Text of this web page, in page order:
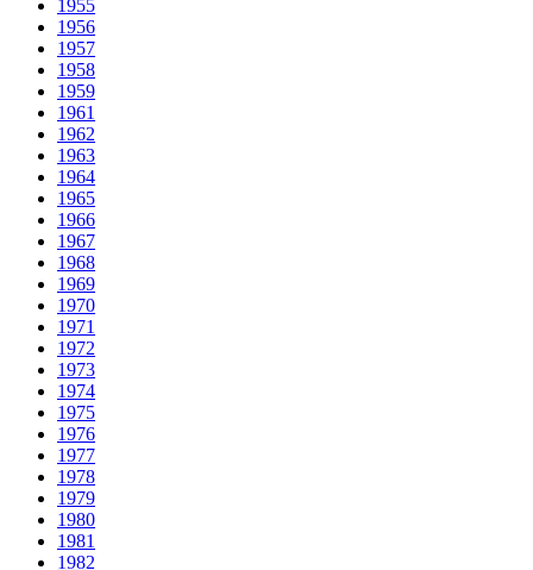
1955
1956
1957
1958
1959
1961
1962
1963
1964
1965
1966
1967
1968
1969
1970
1971
1972
1973
1974
1975
1976
1977
1978
1979
1980
1981
1982